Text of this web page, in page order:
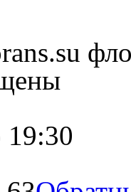
19:30